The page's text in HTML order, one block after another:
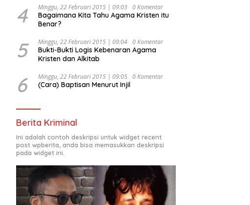
4 Minggu, 22 Februari 2015 | 09:03 0 Komentar
Bagaimana Kita Tahu Agama Kristen itu
Benar?
5 Minggu, 22 Februari 2015 | 09:04 0 Komentar
Bukti-Bukti Logis Kebenaran Agama
Kristen dan Alkitab
6 Minggu, 22 Februari 2015 | 09:05 0 Komentar
(Cara) Baptisan Menurut Injil
Berita Kriminal
Ini adalah contoh deskripsi untuk widget recent
post wpberita, anda bisa memasukkan deskripsi
pada widget ini.